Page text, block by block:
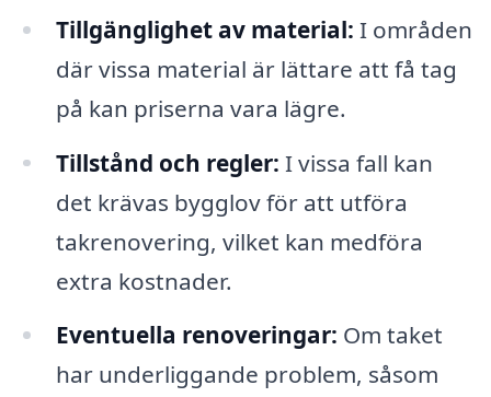
Tillgänglighet av material: I områden
där vissa material är lättare att få tag
på kan priserna vara lägre.
Tillstånd och regler: I vissa fall kan
det krävas bygglov för att utföra
takrenovering, vilket kan medföra
extra kostnader.
Eventuella renoveringar: Om taket
har underliggande problem, såsom